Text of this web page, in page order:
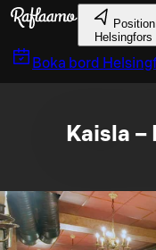
Gå till huvudinnehållet
Position
Helsingfors
Boka bord
Kaisla –